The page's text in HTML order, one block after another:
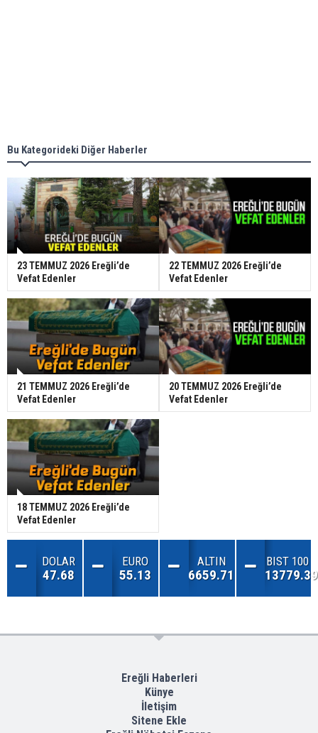
Bu Kategorideki Diğer Haberler
23 TEMMUZ 2026 Ereğli’de
Vefat Edenler
22 TEMMUZ 2026 Ereğli’de
Vefat Edenler
21 TEMMUZ 2026 Ereğli’de
Vefat Edenler
20 TEMMUZ 2026 Ereğli’de
Vefat Edenler
18 TEMMUZ 2026 Ereğli’de
Vefat Edenler
DOLAR
47.68
EURO
55.13
ALTIN
6659.71
BIST 100
13779.39
Ereğli Haberleri
Künye
İletişim
Sitene Ekle